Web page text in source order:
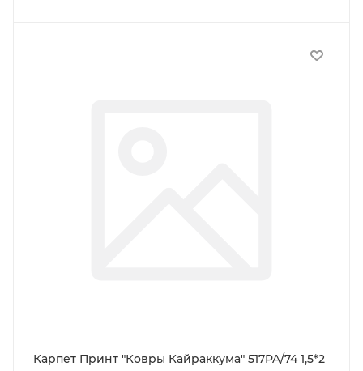
Карпет Принт "Ковры Кайраккума" 517PA/74 1,5*2